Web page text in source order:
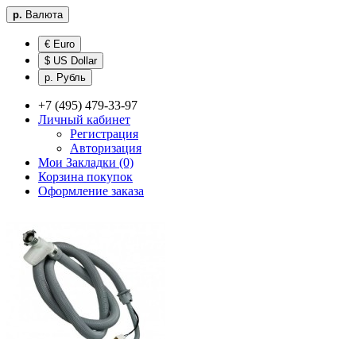
р. Валюта
€ Euro
$ US Dollar
р. Рубль
+7 (495) 479-33-97
Личный кабинет
Регистрация
Авторизация
Мои Закладки (0)
Корзина покупок
Оформление заказа